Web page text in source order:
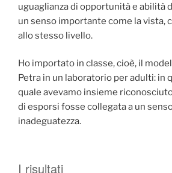
uguaglianza di opportunità e abilità
un senso importante come la vista,
allo stesso livello.
Ho importato in classe, cioè, il
Petra in un laboratorio per adulti: in
quale avevamo insieme
di esporsi fosse collegata a un
inadeguatezza.
I risultati